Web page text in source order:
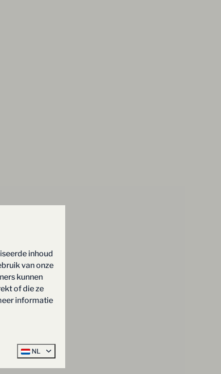
inhoud
van onze
kunnen
of die ze
informatie
NL